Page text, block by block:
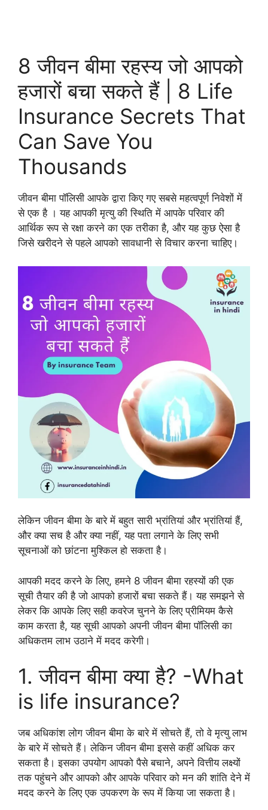
8 जीवन बीमा रहस्य जो आपको
हजारों बचा सकते हैं | 8 Life
Insurance Secrets That
Can Save You
Thousands
जीवन बीमा पॉलिसी आपके द्वारा किए गए सबसे महत्वपूर्ण निवेशों में
से एक है । यह आपकी मृत्यु की स्थिति में आपके परिवार की
आर्थिक रूप से रक्षा करने का एक तरीका है, और यह कुछ ऐसा है
जिसे खरीदने से पहले आपको सावधानी से विचार करना चाहिए।
लेकिन जीवन बीमा के बारे में बहुत सारी भ्रांतियां और भ्रांतियां हैं,
और क्या सच है और क्या नहीं, यह पता लगाने के लिए सभी
सूचनाओं को छांटना मुश्किल हो सकता है।
आपकी मदद करने के लिए, हमने 8 जीवन बीमा रहस्यों की एक
सूची तैयार की है जो आपको हजारों बचा सकते हैं। यह समझने से
लेकर कि आपके लिए सही कवरेज चुनने के लिए प्रीमियम कैसे
काम करता है, यह सूची आपको अपनी जीवन बीमा पॉलिसी का
अधिकतम लाभ उठाने में मदद करेगी।
1. जीवन बीमा क्या है? -What
is life insurance?
जब अधिकांश लोग जीवन बीमा के बारे में सोचते हैं, तो वे मृत्यु लाभ
के बारे में सोचते हैं। लेकिन जीवन बीमा इससे कहीं अधिक कर
सकता है। इसका उपयोग आपको पैसे बचाने, अपने वित्तीय लक्ष्यों
तक पहुंचने और आपको और आपके परिवार को मन की शांति देने में
मदद करने के लिए एक उपकरण के रूप में किया जा सकता है।